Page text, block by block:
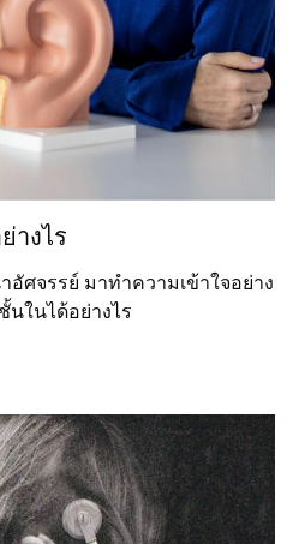
างไร
ศจรรย์ มาทำความเข้าใจอย่าง
นในได้อย่างไร